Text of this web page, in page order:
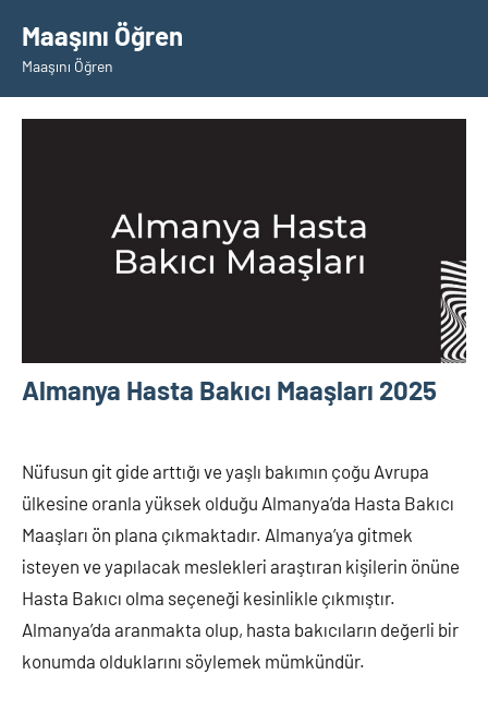
geçMaaşını Öğren
Maaşını Öğren
Almanya Hasta Bakıcı Maaşları 2025
Eylül
2022
Nüfusun git gide arttığı ve yaşlı bakımın çoğu Avrupa
ülkesine oranla yüksek olduğu Almanya’da Hasta Bakıcı
Maaşları ön plana çıkmaktadır. Almanya’ya gitmek
isteyen ve yapılacak meslekleri araştıran kişilerin önüne
Hasta Bakıcı olma seçeneği kesinlikle çıkmıştır.
Almanya’da aranmakta olup, hasta bakıcıların değerli bir
konumda olduklarını söylemek mümkündür.